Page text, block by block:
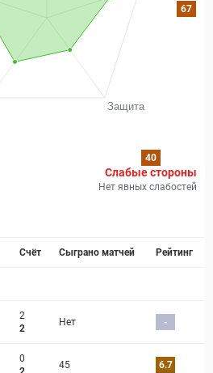
67
40
Слабые стороны
Нет явных слабостей
Страница матча
Счёт Сыграно матчей Рейтинг
2
2
Нет -
0
45 6.7